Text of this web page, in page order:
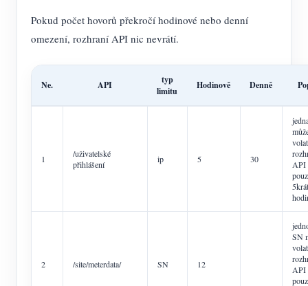
Pokud počet hovorů překročí hodinové nebo denní
omezení, rozhraní API nic nevrátí.
Ne. API
typ
limitu
Hodinově Denně
1
/uživatelské
přihlášení
ip 5 30
API
2 /site/meterdata/ SN 12
SN
API